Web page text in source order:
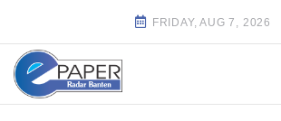
FRIDAY, AUG 7, 2026